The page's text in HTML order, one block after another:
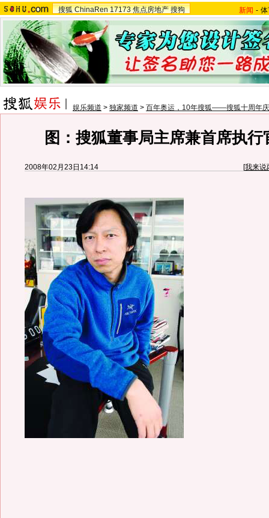
搜狐 ChinaRen 17173 焦点房地产 搜狗 新闻 -
娱乐频道 > 独家频道 > 百年奥运，10年搜狐——搜狐十周年
图：搜狐董事局主席兼首席执行
2008年02月23日14:14 [我来说